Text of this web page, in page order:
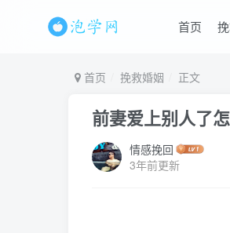
首页
首页 挽救婚姻 正文
前妻爱上别人了
情感挽回
3年前更新